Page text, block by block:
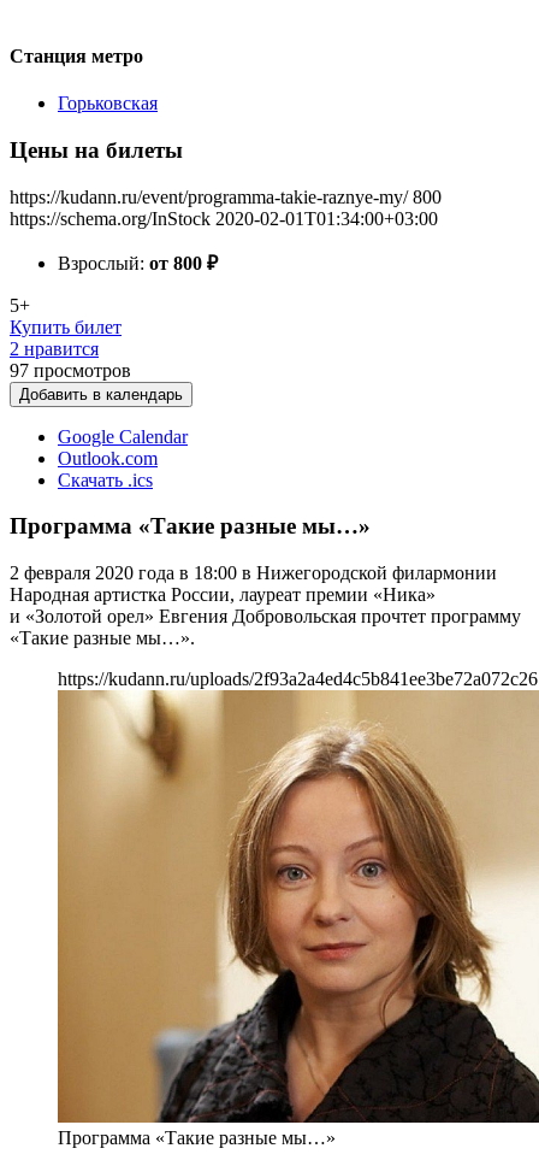
Станция метро
Горьковская
Цены на билеты
https://kudann.ru/event/programma-takie-raznye-my/ 800
https://schema.org/InStock 2020-02-01T01:34:00+03:00
Взрослый: от 800 ₽
5+
Купить билет
2 нравится
97 просмотров
Добавить в календарь
Google Calendar
Outlook.com
Скачать .ics
Программа «Такие разные мы…»
2 февраля 2020 года в 18:00 в Нижегородской филармонии
Народная артистка России, лауреат премии «Ника»
и «Золотой орел» Евгения Добровольская прочтет программу
«Такие разные мы…».
https://kudann.ru/uploads/
Программа «Такие разные мы…»